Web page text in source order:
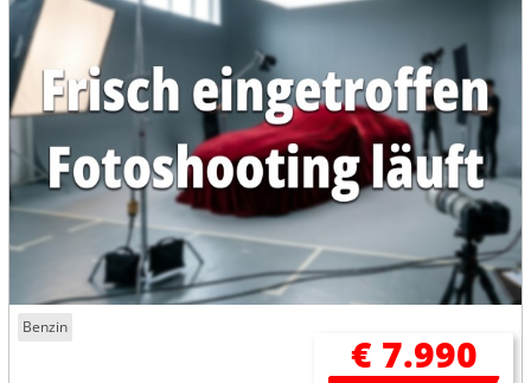
Benzin
€ 7.990